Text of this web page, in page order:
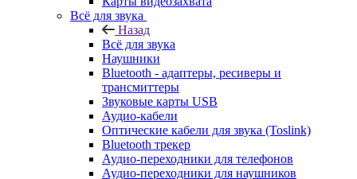
Всё для звука
Назад
Всё для звука
Наушники
Bluetooth - адаптеры, ресиверы и
трансмиттеры
Звуковые карты USB
Аудио-кабели
Оптические кабели для звука (Toslink)
Bluetooth трекер
Аудио-переходники для телефонов
Аудио-переходники для наушников